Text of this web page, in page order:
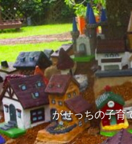
がせっちの子育